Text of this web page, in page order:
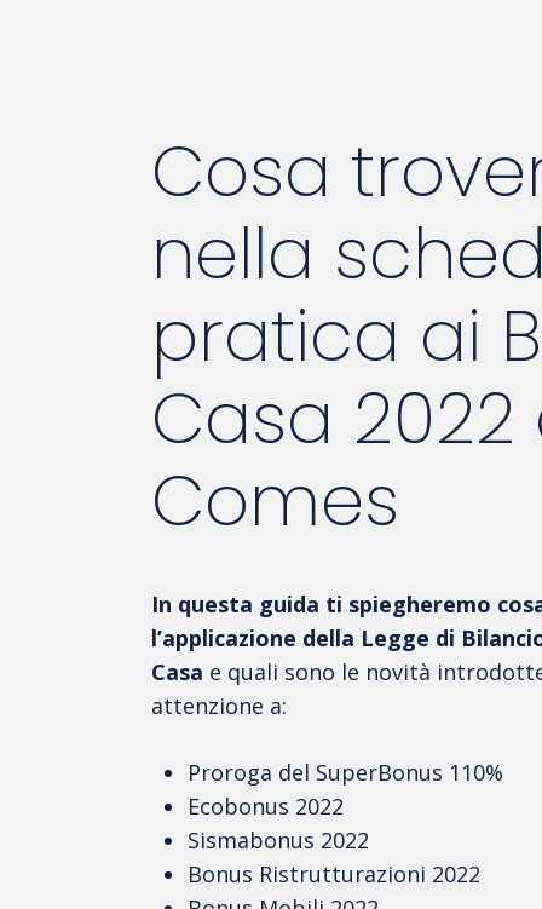
Cosa
nella
pratica ai
Casa 2022
Comes
In questa guida ti spiegheremo
l’applicazione della Legge di
Casa e quali sono le novità
attenzione a:
Proroga del SuperBonus 110%
Ecobonus 2022
Sismabonus 2022
Bonus Ristrutturazioni 2022